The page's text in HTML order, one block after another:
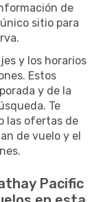
de
sitio para
y los horarios
Estos
y de la
Te
las ofertas de
de vuelo y el
Pacific